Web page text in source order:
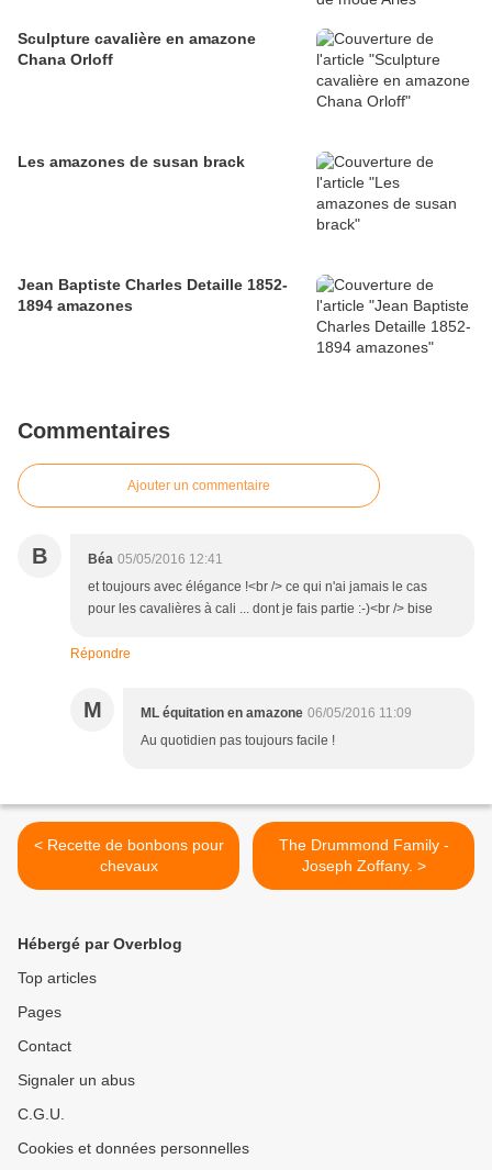
Sculpture cavalière en amazone
Chana Orloff
Les amazones de susan brack
Jean Baptiste Charles Detaille 1852-
1894 amazones
Commentaires
Ajouter un commentaire
B Béa 05/05/2016 12:41
et toujours avec élégance !<br /> ce qui n'ai jamais le cas
pour les cavalières à cali ... dont je fais partie :-)<br /> bise
Répondre
M ML équitation en amazone 06/05/2016 11:09
Au quotidien pas toujours facile !
< Recette de bonbons pour
chevaux
The Drummond Family -
Joseph Zoffany. >
Hébergé par Overblog
Top articles
Pages
Contact
Signaler un abus
C.G.U.
Cookies et données personnelles